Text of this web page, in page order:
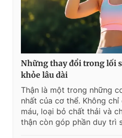
Những thay đổi trong lối
khỏe lâu dài
Thận là một trong những
nhất của cơ thể. Không
máu, loại bỏ chất thải và
thận còn góp phần duy trì